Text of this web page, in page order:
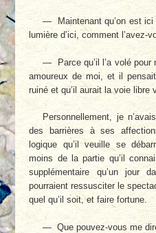
— Maintenant qu’on est ici
lumière d’ici, comment l’avez-
— Parce qu’il l’a volé pour
amoureux de moi, et il
ruiné et qu’il aurait la voie libre
Personnellement, je
des barrières à ses
logique qu’il veuille se
moins de la partie qu’il
supplémentaire qu’un jour
pourraient ressusciter le
quel qu’il soit, et faire fortune.
— Que pouvez-vous me